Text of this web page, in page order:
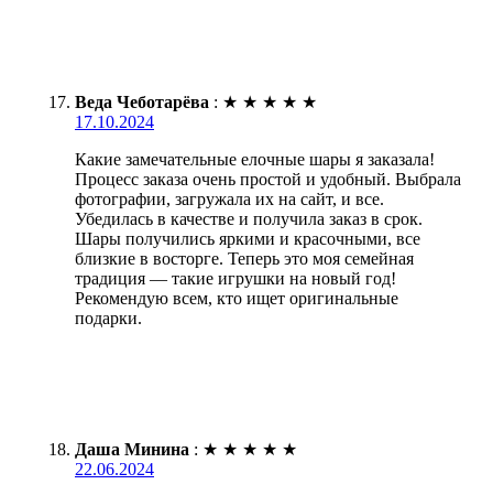
Веда Чеботарёва : ★ ★ ★ ★ ★
17.10.2024
Какие замечательные елочные шары я заказала!
Процесс заказа очень простой и удобный. Выбрала
фотографии, загружала их на сайт, и все.
Убедилась в качестве и получила заказ в срок.
Шары получились яркими и красочными, все
близкие в восторге. Теперь это моя семейная
традиция — такие игрушки на новый год!
Рекомендую всем, кто ищет оригинальные
подарки.
Даша Минина : ★ ★ ★ ★ ★
22.06.2024